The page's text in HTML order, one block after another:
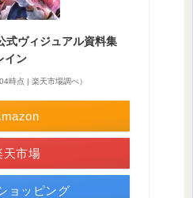
式ヴィジュアル資料集
イン
時点 | 楽天市場調べ）
天市場
ョッピング